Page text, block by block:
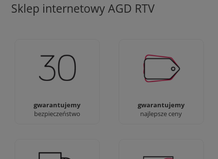
Sklep internetowy AGD RTV
gwarantujemy
bezpieczeństwo
Jesteśmy firmą z 30-
gwarantujemy
najlepsze ceny
Ciężko pracujemy aby
zapewnić najlepsze